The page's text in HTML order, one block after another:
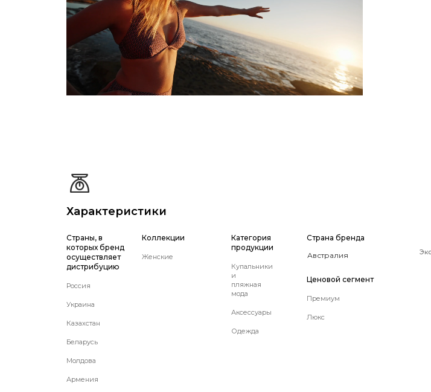
Характеристики
Страны, в
которых бренд
осуществляет
дистрибуцию
Россия
Украина
Казахстан
Беларусь
Молдова
Армения
Коллекции
Женские
Категория
продукции
Купальники
и
пляжная
мода
Аксессуары
Одежда
Страна бренда
Ценовой сегмент
Премиум
Люкс